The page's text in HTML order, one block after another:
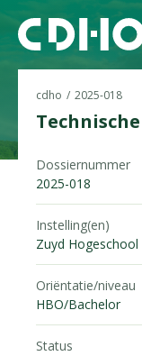
cdho 2025-018
Dossiernummer
2025-018
Instelling(en)
Zuyd Hogeschool
Oriëntatie/niveau
HBO/Bachelor
Status